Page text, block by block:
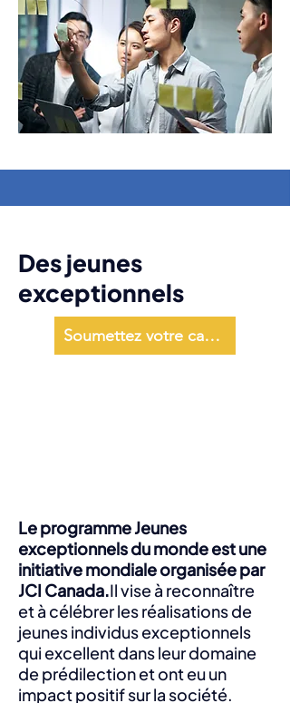
Des jeunes
exceptionnels
Soumettez votre candidat
Le programme Jeunes
exceptionnels du monde est une
initiative mondiale organisée par
JCI Canada.Il vise à reconnaître
et à célébrer les réalisations de
jeunes individus exceptionnels
qui excellent dans leur domaine
de prédilection et ont eu un
impact positif sur la société.